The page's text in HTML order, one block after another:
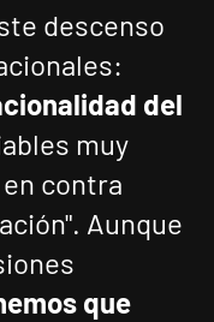
descenso
del
muy
contra
Aunque
que